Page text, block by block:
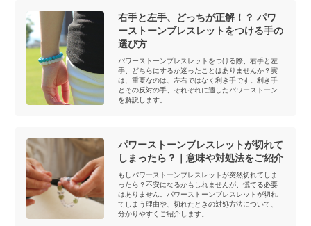
右手と左手、どっちが正解！？ パワ
ーストーンブレスレットをつける手の
選び方
パワーストーンブレスレットをつける際、右手と左
手、どちらにするか迷ったことはありませんか？実
は、重要なのは、左右ではなく利き手です。利き手
とその反対の手、それぞれに適したパワーストーン
を解説します。
パワーストーンブレスレットが切れて
しまったら？｜意味や対処法をご紹介
もしパワーストーンブレスレットが突然切れてしま
ったら？不安になるかもしれませんが、慌てる必要
はありません。パワーストーンブレスレットが切れ
てしまう理由や、切れたときの対処方法について、
分かりやすくご紹介します。